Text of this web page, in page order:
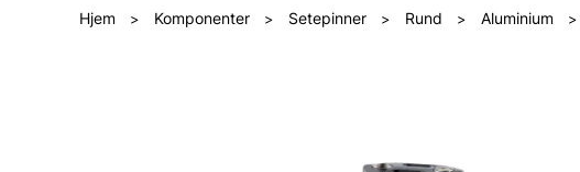
Hjem > Komponenter > Setepinner > Rund > Aluminium >